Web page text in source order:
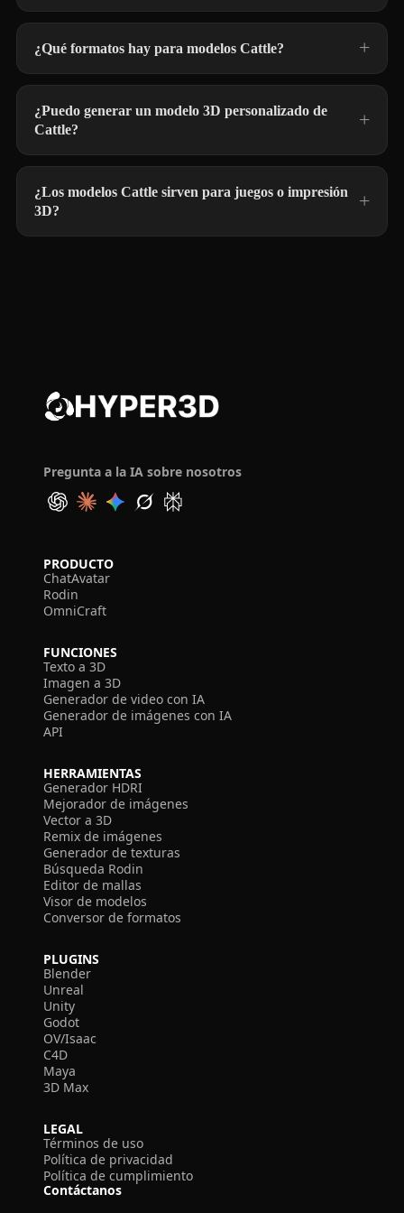
¿Qué formatos hay para modelos Cattle?
¿Puedo generar un modelo 3D personalizado de
Cattle?
¿Los modelos Cattle sirven para juegos o impresión
3D?
Pregunta a la IA sobre nosotros
PRODUCTO
ChatAvatar
Rodin
OmniCraft
FUNCIONES
Texto a 3D
Imagen a 3D
Generador de video con IA
Generador de imágenes con IA
API
HERRAMIENTAS
Generador HDRI
Mejorador de imágenes
Vector a 3D
Remix de imágenes
Generador de texturas
Búsqueda Rodin
Editor de mallas
Visor de modelos
Conversor de formatos
PLUGINS
Blender
Unreal
Unity
Godot
OV/Isaac
C4D
Maya
3D Max
LEGAL
Términos de uso
Política de privacidad
Política de cumplimiento
Contáctanos